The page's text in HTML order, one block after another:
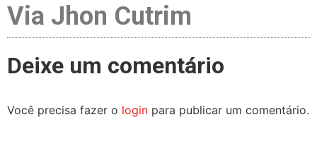
Via Jhon Cutrim
Deixe um comentário
Você precisa fazer o login para publicar um comentário.